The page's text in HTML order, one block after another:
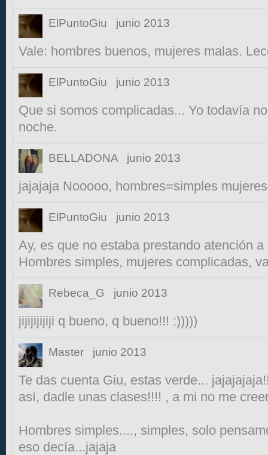
ElPuntoGiu junio 2013
Vale: hombres buenos, mujeres malas.
ElPuntoGiu junio 2013
Que si somos complicadas... Yo todavía
noche.
BELLADONA junio 2013
jajajaja Nooooo, hombres=simples
ElPuntoGiu junio 2013
Ay, es que no estaba prestando atención
Hombres simples, mujeres complicadas,
Rebeca_G junio 2013
jijijijijiji q bueno, q bueno!!! :)))))
Master junio 2013
Te das cuenta Giu, estas verde...
así, dadle unas clases!!!! , a mi no me
Hombres simples...., simples, solo
eso decía...jajaja